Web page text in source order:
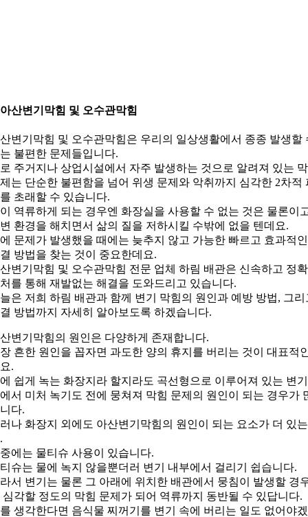
산변기막힘 및 오수관막힘
변기막힘 및 오수관막힘은 우리의 일상생활에서 종종 발생할
불편한 문제들입니다.
주거지나 상업시설에서 자주 발생하는 것으로 알려져 있는
는 단순한 불편함을 넘어 위생 문제와 악취까지 심각한 2차적
초래할 수 있습니다.
역류하게 되는 경우엔 화장실을 사용할 수 없는 것은 물론이
환경을 해치면서 삶의 질을 저하시킬 수밖에 없을 텐데요.
문제가 발생했을 때에는 늦추지 않고 가능한 빠르고 효과적인
방법을 찾는 것이 중요한데요.
변기막힘 및 오수관막힘 전문 업체 하림 배관은 신속하고 정
를 통해 재발없는 해결을 도와드리고 있습니다.
은 저희 하림 배관과 함께 변기 막힘의 원인과 예방 방법, 그리
방법까지 자세히 알아보도록 하겠습니다.
변기막힘의 원인은 다양하게 존재합니다.
흔한 원인을 꼽자면 과도한 양의 휴지를 버리는 것이 대표적
.
쉽게 녹는 화장지라 할지라도 곡선형으로 이루어져 있는 변기
서 미처 녹기도 전에 뭉쳐져 막힘 문제의 원인이 되는 경우가
다.
나 화장지 외에도 아산변기막힘의 원인이 되는 요소가 더 있
에는 물티슈 사용이 있습니다.
슈는 물에 녹지 않을뿐더러 변기 내부에서 걸리기 쉽습니다.
서 변기는 물론 그 아래에 위치한 배관에서 뭉침이 발생할 경
심각할 정도의 막힘 문제가 되어 역류까지 동반될 수 있답니다.
생각한다면 음식물 찌꺼기를 변기 속에 버리는 일도 없어야겠